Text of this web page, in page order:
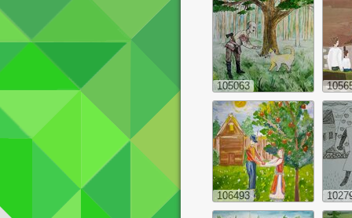
105063
106493